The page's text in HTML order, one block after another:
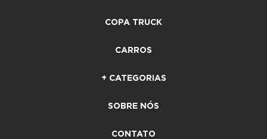
COPA TRUCK
CARROS
+ CATEGORIAS
SOBRE NÓS
CONTATO